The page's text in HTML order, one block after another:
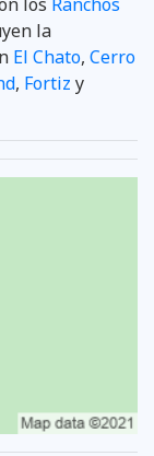
la
El Chato, Cerro
, Fortiz y